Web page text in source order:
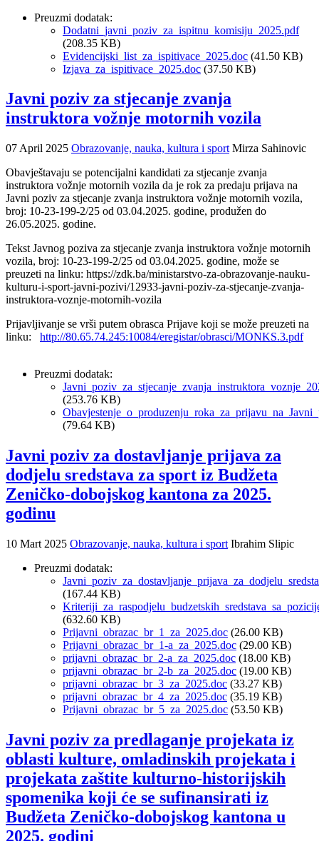
Preuzmi dodatak:
Dodatni_javni_poziv_za_ispitnu_komisiju_2025.pdf
(208.35 KB)
Evidencijski_list_za_ispitivace_2025.doc (41.50 KB)
Izjava_za_ispitivace_2025.doc (37.50 KB)
Javni poziv za stjecanje zvanja
instruktora vožnje motornih vozila
07 April 2025 Obrazovanje, nauka, kultura i sport Mirza Sahinovic
Obavještavaju se potencijalni kandidati za stjecanje zvanja
instruktora vožnje motornih vozila da je rok za predaju prijava na
Javni poziv za stjecanje zvanja instruktora vožnje motornih vozila,
broj: 10-23-199-2/25 od 03.04.2025. godine, produžen do
26.05.2025. godine.
Tekst Javnog poziva za stjecanje zvanja instruktora vožnje motornih
vozila, broj: 10-23-199-2/25 od 03.04.2025. godine, može se
preuzeti na linku: https://zdk.ba/ministarstvo-za-obrazovanje-nauku-
kulturu-i-sport-javni-pozivi/12933-javni-poziv-za-stjecanje-zvanja-
instruktora-voznje-motornih-vozila
Prijavljivanje se vrši putem obrasca Prijave koji se može preuzeti na
linku: http://80.65.74.245:10084/eregistar/obrasci/MONKS.3.pdf
Preuzmi dodatak:
(253.76 KB)
(79.64 KB)
Javni poziv za dostavljanje prijava za
dodjelu sredstava za sport iz Budžeta
Zeničko-dobojskog kantona za 2025.
godinu
10 Mart 2025 Obrazovanje, nauka, kultura i sport Ibrahim Slipic
Preuzmi dodatak:
(167.44 KB)
(632.60 KB)
Prijavni_obrazac_br_1_za_2025.doc (26.00 KB)
Prijavni_obrazac_br_1-a_za_2025.doc (29.00 KB)
prijavni_obrazac_br_2-a_za_2025.doc (18.00 KB)
prijavni_obrazac_br_2-b_za_2025.doc (19.00 KB)
prijavni_obrazac_br_3_za_2025.doc (33.27 KB)
prijavni_obrazac_br_4_za_2025.doc (35.19 KB)
Prijavni_obrazac_br_5_za_2025.doc (53.50 KB)
Javni poziv za predlaganje projekata iz
oblasti kulture, omladinskih projekata i
projekata zaštite kulturno-historijskih
spomenika koji će se sufinansirati iz
Budžeta Zeničko-dobojskog kantona u
2025. godini